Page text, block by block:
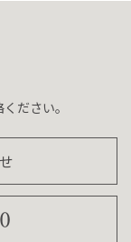
ださい。